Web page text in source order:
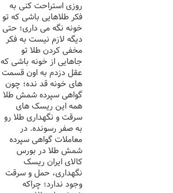
روزی استراحت کنی به
فکر طلاهایی باشی که تو
خونه نگه می داری؛ حتی
دیگه لازم نیست به فکر
مخفی کردن طلا تو
جاهایی از خونه باشی که
عقل دزدم به اون قسمت
های خونه قد نده؛ چون
گواهی سپرده شمش طلا
همه این ریسک های
سرقت و نگهداری طلا رو
به صفر رسونده. در
معاملات گواهی سپرده
شمش طلا در بورس
کالای ایران ریسک
نگهداری، حمل و سرقت
وجود ندارد؛ چراکه